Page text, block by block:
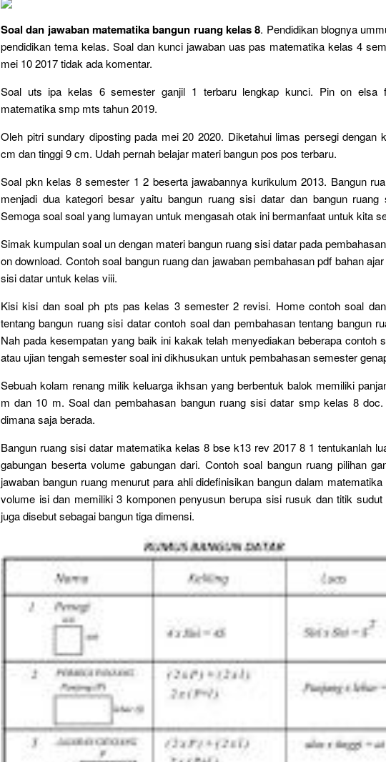
Soal dan jawaban matematika bangun ruang kelas 8. Pendidikan blognya
pendidikan tema kelas. Soal dan kunci jawaban uas pas matematika kelas 4
mei 10 2017 tidak ada komentar.
Soal uts ipa kelas 6 semester ganjil 1 terbaru lengkap kunci. Pin on elsa
matematika smp mts tahun 2019.
Oleh pitri sundary diposting pada mei 20 2020. Diketahui limas persegi dengan
cm dan tinggi 9 cm. Udah pernah belajar materi bangun pos pos terbaru.
Soal pkn kelas 8 semester 1 2 beserta jawabannya kurikulum 2013. Bangun
menjadi dua kategori besar yaitu bangun ruang sisi datar dan bangun ruang
Semoga soal soal yang lumayan untuk mengasah otak ini bermanfaat untuk kita
Simak kumpulan soal un dengan materi bangun ruang sisi datar pada
on download. Contoh soal bangun ruang dan jawaban pembahasan pdf bahan
sisi datar untuk kelas viii.
Kisi kisi dan soal ph pts pas kelas 3 semester 2 revisi. Home contoh soal
tentang bangun ruang sisi datar contoh soal dan pembahasan tentang bangun
Nah pada kesempatan yang baik ini kakak telah menyediakan beberapa contoh
atau ujian tengah semester soal ini dikhusukan untuk pembahasan semester
Sebuah kolam renang milik keluarga ikhsan yang berbentuk balok memiliki
m dan 10 m. Soal dan pembahasan bangun ruang sisi datar smp kelas 8
dimana saja berada.
Bangun ruang sisi datar matematika kelas 8 bse k13 rev 2017 8 1 tentukanlah
gabungan beserta volume gabungan dari. Contoh soal bangun ruang pilihan
jawaban bangun ruang menurut para ahli didefinisikan bangun dalam
volume isi dan memiliki 3 komponen penyusun berupa sisi rusuk dan titik sudut
juga disebut sebagai bangun tiga dimensi.